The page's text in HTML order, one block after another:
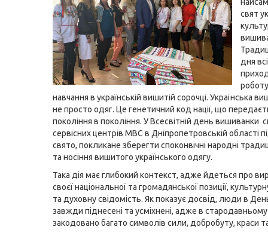
свят
дня
навчання в українській вишитій сорочці. Українська
не просто одяг. Це генетичний код нації, що
покоління в покоління. У Всесвітній день вишиванки
сервісних центрів МВС в Дніпропетровській області
свято, покликане зберегти споконвічні народні
та носіння вишитого українського одягу.
Така дія має глибокий контекст, адже йдеться про
своєї національної та громадянської позиції,
та духовну свідомість. Як показує досвід, люди в
завжди піднесені та усміхнені, адже в стародавньому
закодовано багато символів сили, добробуту, краси